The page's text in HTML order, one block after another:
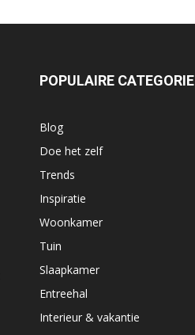
POPULAIRE CATEGORIE
Blog
Doe het zelf
Trends
Inspiratie
Woonkamer
Tuin
Slaapkamer
Entreehal
Interieur & vakantie